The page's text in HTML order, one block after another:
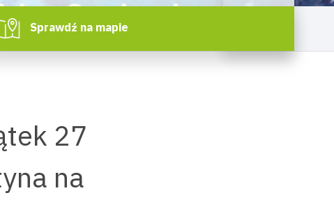
2023
Sprawdź na mapie
27
na